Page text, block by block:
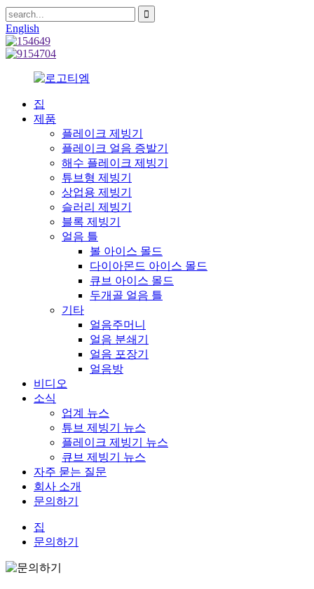
English
집
제품
플레이크 제빙기
플레이크 얼음 증발기
해수 플레이크 제빙기
튜브형 제빙기
상업용 제빙기
슬러리 제빙기
블록 제빙기
얼음 틀
볼 아이스 몰드
다이아몬드 아이스 몰드
큐브 아이스 몰드
두개골 얼음 틀
기타
얼음주머니
얼음 분쇄기
얼음 포장기
얼음방
비디오
소식
업계 뉴스
튜브 제빙기 뉴스
플레이크 제빙기 뉴스
큐브 제빙기 뉴스
자주 묻는 질문
회사 소개
문의하기
집
문의하기